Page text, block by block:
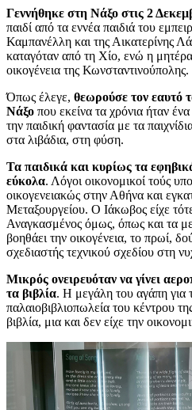
Γεννήθηκε στη Νάξο στις 2
παιδί από τα εννέα παιδιά του
Καμπανέλλη και της Αικατερίνης
καταγόταν από τη Χίο, ενώ η
οικογένεια της Κωνσταντινούπολης.
Όπως έλεγε, θεωρούσε τον εαυτό
Νάξο που εκείνα τα χρόνια ήταν
την παιδική φαντασία με τα
στα λιβάδια, στη φύση.
Τα παιδικά και κυρίως τα
εύκολα. Λόγοι οικονομικοί τούς
οικογενειακώς στην Αθήνα και
Μεταξουργείου. Ο Ιάκωβος είχε
Αναγκασμένος όμως, όπως και τα
βοηθάει την οικογένεια, το πρωί,
σχεδιαστής τεχνικού σχεδίου στη
Μικρός ονειρευόταν να γίνει
τα βιβλία. Η μεγάλη του αγάπη για
παλαιοβιβλιοπωλεία του κέντρου
βιβλία, μια και δεν είχε την